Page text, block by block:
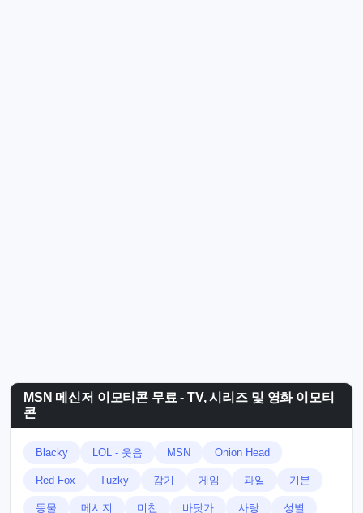
MSN 메신저 이모티콘 무료 - TV, 시리즈 및 영화 이모티
콘
Blacky LOL - 웃음 MSN Onion Head
Red Fox Tuzky 감기 게임 과일 기분
동물 메시지 미친 바닷가 사랑 성별